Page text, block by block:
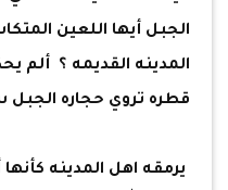
الجبل أيها اللعين
المدينه القديمه ؟ ألم
قطره تروي حجاره الجبل
يرمقه اهل المدينه